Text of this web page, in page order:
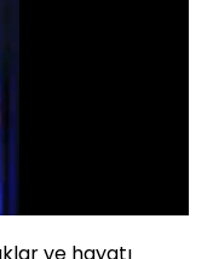
Hızı
ve hayatı